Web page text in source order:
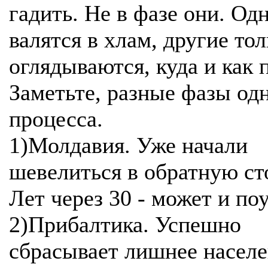
гадить. Не в фазе они.
валятся в хлам, другие
оглядываются, куда и как
Заметьте, разные фазы
процесса.
1)Молдавия. Уже начали
шевелиться в обратную
Лет через 30 - может и
2)Прибалтика. Успешно
сбрасывает лишнее